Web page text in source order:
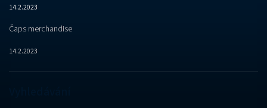
14.2.2023
Čaps merchandise
14.2.2023